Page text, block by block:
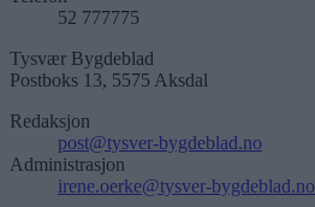
52 777775
Tysvær Bygdeblad
Postboks 13, 5575 Aksdal
Redaksjon
post@tysver-bygdeblad.no
Administrasjon
irene.oerke@tysver-bygdeblad.no